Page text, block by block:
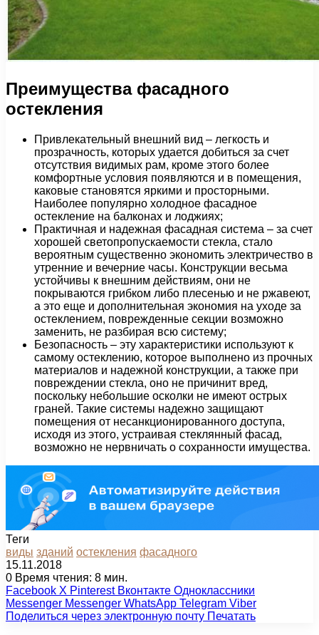
Преимущества фасадного
остекления
Привлекательный внешний вид – легкость и
прозрачность, которых удается добиться за счет
отсутствия видимых рам, кроме этого более
комфортные условия появляются и в помещения,
каковые становятся яркими и просторными.
Наиболее популярно холодное фасадное
остекление на балконах и лоджиях;
Практичная и надежная фасадная система – за счет
хорошей светопропускаемости стекла, стало
вероятным существенно экономить электричество в
утренние и вечерние часы. Конструкции весьма
устойчивы к внешним действиям, они не
покрываются грибком либо плесенью и не ржавеют,
а это еще и дополнительная экономия на уходе за
остеклением, поврежденные секции возможно
заменить, не разбирая всю систему;
Безопасность – эту характеристики используют к
самому остеклению, которое выполнено из прочных
материалов и надежной конструкции, а также при
повреждении стекла, оно не причинит вред,
поскольку небольшие осколки не имеют острых
граней. Такие системы надежно защищают
помещения от несанкционированного доступа,
исходя из этого, устраивая стеклянный фасад,
возможно не нервничать о сохранности имущества.
Теги
виды зданий остекления фасадного
15.11.2018
0 Время чтения: 8 мин.
Facebook X Pinterest Вконтакте Одноклассники
Messenger Messenger WhatsApp Telegram Viber
Поделиться через электронную почту Печатать